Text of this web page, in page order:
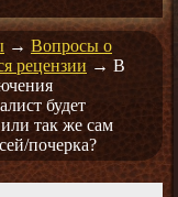
→ Вопросы о
рецензии → В
будет
или так же сам
почерка?